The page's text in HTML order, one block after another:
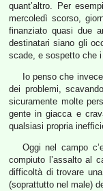
quant’altro. Per
mercoledì scorso,
finanziato quasi due
destinatari siano gli
scade, e sospetto che
Io penso che
dei problemi,
sicuramente molte
gente in giacca e
qualsiasi propria
Oggi nel campo
compiuto l’assalto al
difficoltà di trovare
(soprattutto nel male)